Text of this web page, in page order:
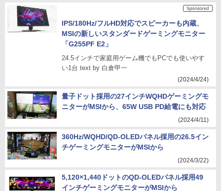
IPS/180Hz/フルHD対応でスピーカーも内蔵、
MSIの新しいスタンダードゲーミングモニター
「G255PF E2」
24.5インチで家庭用ゲーム機でもPCでも使いやす
い1台 text by 白倉甲一
(2024/4/24)
量子ドット採用の27インチWQHDゲーミングモ
ニターがMSIから、65W USB PD給電にも対応
(2024/4/11)
360Hz/WQHD/QD-OLEDパネル採用の26.5イン
チゲーミングモニターがMSIから
(2024/3/22)
5,120×1,440ドットのQD-OLEDパネル採用49
インチゲーミングモニターがMSIから